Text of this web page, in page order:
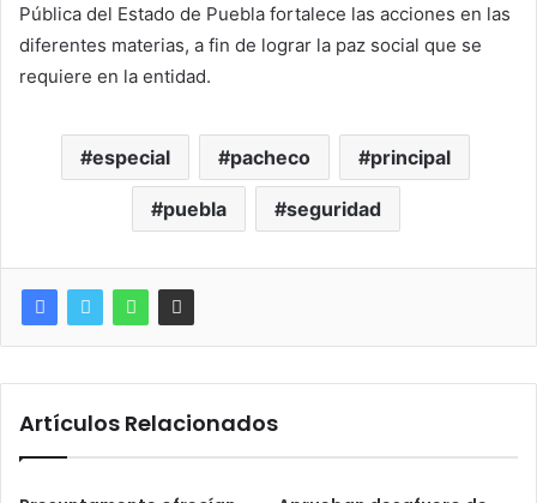
Pública del Estado de Puebla fortalece las acciones en las
diferentes materias, a fin de lograr la paz social que se
requiere en la entidad.
especial pacheco principal
puebla seguridad
Artículos Relacionados